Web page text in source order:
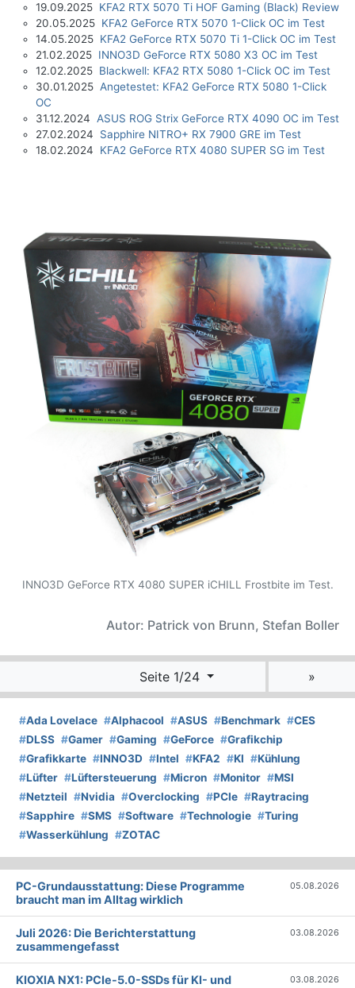
19.09.2025 KFA2 RTX 5070 Ti HOF Gaming (Black) Review
20.05.2025 KFA2 GeForce RTX 5070 1-Click OC im Test
14.05.2025 KFA2 GeForce RTX 5070 Ti 1-Click OC im Test
21.02.2025 INNO3D GeForce RTX 5080 X3 OC im Test
12.02.2025 Blackwell: KFA2 RTX 5080 1-Click OC im Test
30.01.2025 Angetestet: KFA2 GeForce RTX 5080 1-Click
OC
31.12.2024 ASUS ROG Strix GeForce RTX 4090 OC im Test
27.02.2024 Sapphire NITRO+ RX 7900 GRE im Test
18.02.2024 KFA2 GeForce RTX 4080 SUPER SG im Test
INNO3D GeForce RTX 4080 SUPER iCHILL Frostbite im Test.
Autor: Patrick von Brunn, Stefan Boller
Seite 1/24 »
#Ada Lovelace #Alphacool #ASUS #Benchmark #CES
#DLSS #Gamer #Gaming #GeForce #Grafikchip
#Grafikkarte #INNO3D #Intel #KFA2 #KI #Kühlung
#Lüfter #Lüftersteuerung #Micron #Monitor #MSI
#Netzteil #Nvidia #Overclocking #PCIe #Raytracing
#Sapphire #SMS #Software #Technologie #Turing
#Wasserkühlung #ZOTAC
PC-Grundausstattung: Diese Programme
braucht man im Alltag wirklich
05.08.2026
Juli 2026: Die Bericht­erstattung
zusammengefasst
03.08.2026
KIOXIA NX1: PCIe-5.0-SSDs für KI- und
03.08.2026